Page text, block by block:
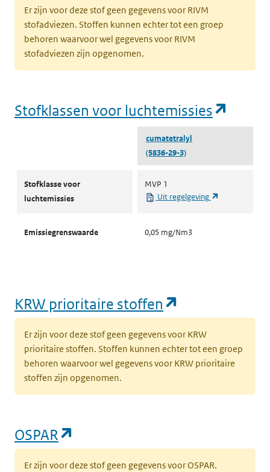
Er zijn voor deze stof geen gegevens voor RIVM
stofadviezen. Stoffen kunnen echter tot een groep
behoren waarvoor wel gegevens voor RIVM
stofadviezen zijn opgenomen.
Stofklassen voor luchtemissies
cumatetralyl
(5836-29-3)
Stofklasse voor
luchtemissies
MVP 1
Uit regelgeving
Emissiegrenswaarde 0,05 mg/Nm3
KRW prioritaire stoffen
Er zijn voor deze stof geen gegevens voor KRW
prioritaire stoffen. Stoffen kunnen echter tot een groep
behoren waarvoor wel gegevens voor KRW prioritaire
stoffen zijn opgenomen.
OSPAR
Er zijn voor deze stof geen gegevens voor OSPAR.